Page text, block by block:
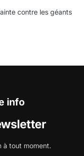
contre les géants
info
à tout moment.